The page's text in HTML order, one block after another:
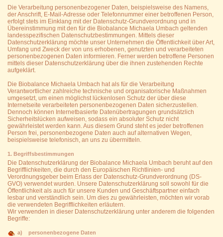
Die Verarbeitung personenbezogener Daten, beispielsweise des Namens,
der Anschrift, E-Mail-Adresse oder Telefonnummer einer betroffenen Person,
erfolgt stets im Einklang mit der Datenschutz-Grundverordnung und in
Übereinstimmung mit den für die Biobalance Michaela Umbach geltenden
landesspezifischen Datenschutzbestimmungen. Mittels dieser
Datenschutzerklärung möchte unser Unternehmen die Öffentlichkeit über Art,
Umfang und Zweck der von uns erhobenen, genutzten und verarbeiteten
personenbezogenen Daten informieren. Ferner werden betroffene Personen
mittels dieser Datenschutzerklärung über die ihnen zustehenden Rechte
aufgeklärt.
Die Biobalance Michaela Umbach hat als für die Verarbeitung
Verantwortlicher zahlreiche technische und organisatorische Maßnahmen
umgesetzt, um einen möglichst lückenlosen Schutz der über diese
Internetseite verarbeiteten personenbezogenen Daten sicherzustellen.
Dennoch können Internetbasierte Datenübertragungen grundsätzlich
Sicherheitslücken aufweisen, sodass ein absoluter Schutz nicht
gewährleistet werden kann. Aus diesem Grund steht es jeder betroffenen
Person frei, personenbezogene Daten auch auf alternativen Wegen,
beispielsweise telefonisch, an uns zu übermitteln.
1. Begriffsbestimmungen
Die Datenschutzerklärung der Biobalance Michaela Umbach beruht auf den
Begrifflichkeiten, die durch den Europäischen Richtlinien- und
Verordnungsgeber beim Erlass der Datenschutz-Grundverordnung (DS-
GVO) verwendet wurden. Unsere Datenschutzerklärung soll sowohl für die
Öffentlichkeit als auch für unsere Kunden und Geschäftspartner einfach
lesbar und verständlich sein. Um dies zu gewährleisten, möchten wir vorab
die verwendeten Begrifflichkeiten erläutern.
Wir verwenden in dieser Datenschutzerklärung unter anderem die folgenden
Begriffe:
a) personenbezogene Daten